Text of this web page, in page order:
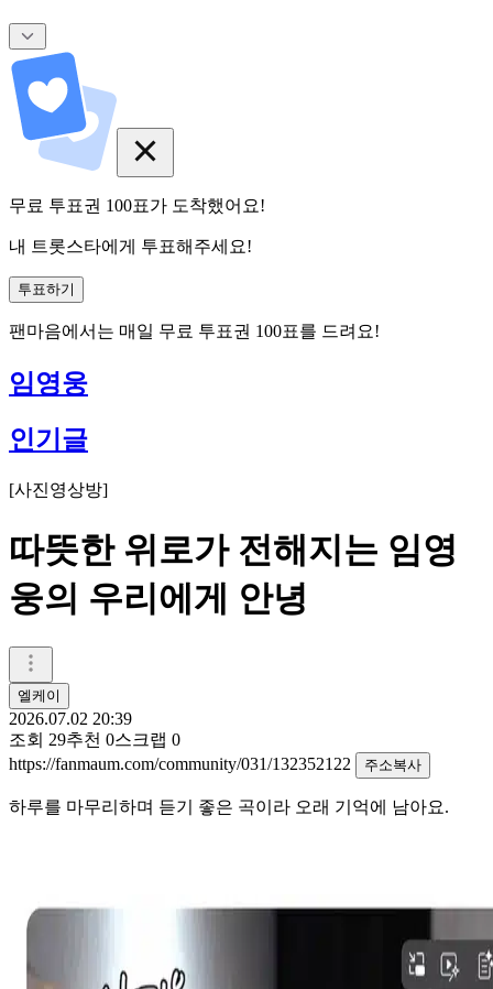
무료 투표권 100표가 도착했어요!
내 트롯스타에게 투표해주세요!
투표하기
팬마음에서는 매일 무료 투표권 100표를 드려요!
임영웅
인기글
[사진영상방]
따뜻한 위로가 전해지는 임영
웅의 우리에게 안녕
엘케이
2026.07.02 20:39
조회 29추천 0스크랩 0
https://fanmaum.com/community/031/132352122
주소복사
하루를 마무리하며 듣기 좋은 곡이라 오래 기억에 남아요.